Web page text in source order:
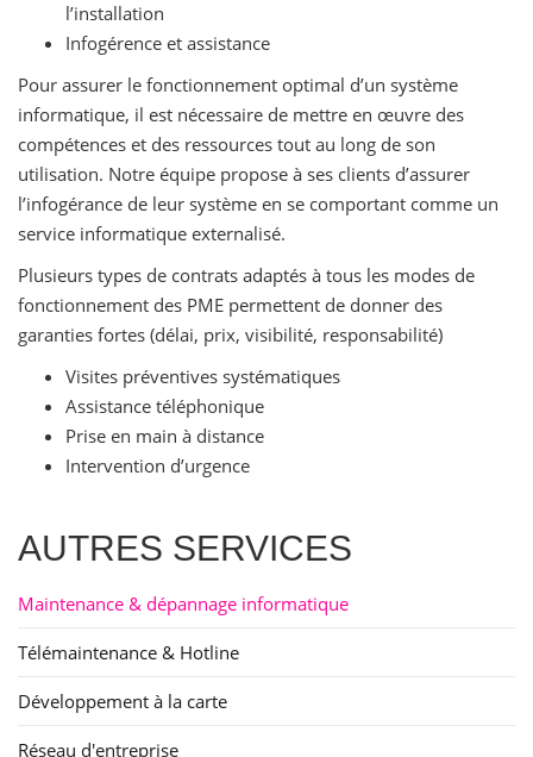
l’installation
Infogérence et assistance
Pour assurer le fonctionnement optimal d’un système
informatique, il est nécessaire de mettre en œuvre des
compétences et des ressources tout au long de son
utilisation. Notre équipe propose à ses clients d’assurer
l’infogérance de leur système en se comportant comme un
service informatique externalisé.
Plusieurs types de contrats adaptés à tous les modes de
fonctionnement des PME permettent de donner des
garanties fortes (délai, prix, visibilité, responsabilité)
Visites préventives systématiques
Assistance téléphonique
Prise en main à distance
Intervention d’urgence
AUTRES SERVICES
Maintenance & dépannage informatique
Télémaintenance & Hotline
Développement à la carte
Réseau d'entreprise